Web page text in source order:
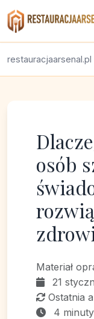
restauracjaarsenal.pl
osób
Materiał
21
Ostatnia
4 minuty